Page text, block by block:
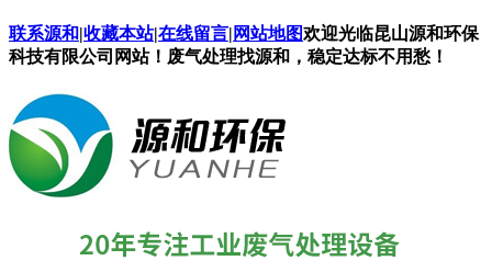
联系源和|收藏本站|在线留言| 网站地图欢迎光临昆山源和环保
科技有限公司网站！废气处理找源和，稳定达标不用愁！